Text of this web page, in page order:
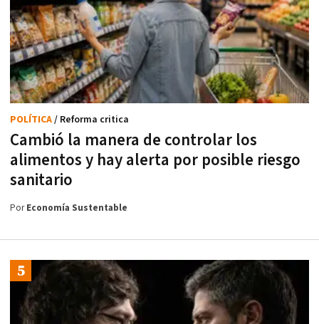
Cambió la manera de controlar los
alimentos y hay alerta por posible riesgo
sanitario
POLÍTICA/ Reforma critica
PorEconomía Sustentable